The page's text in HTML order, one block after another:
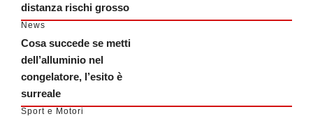
distanza rischi grosso
News
Cosa succede se metti
dell’alluminio nel
congelatore, l’esito è
surreale
Sport e Motori